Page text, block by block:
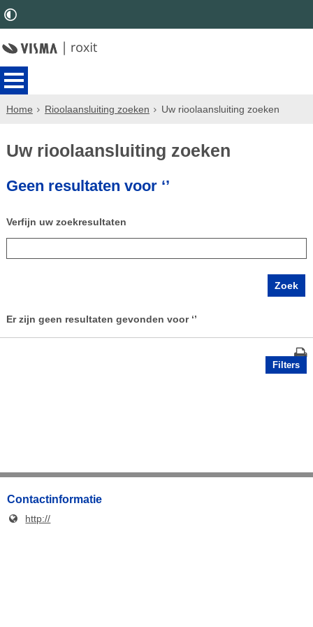
Home Rioolaansluiting zoeken Uw rioolaansluiting zoeken
Uw rioolaansluiting zoeken
Geen resultaten voor ‘’
Verfijn uw zoekresultaten
Er zijn geen resultaten gevonden voor ‘’
Filters
Contactinformatie
http://